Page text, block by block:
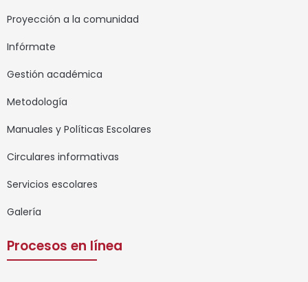
Proyección a la comunidad
Infórmate
Gestión académica
Metodología
Manuales y Políticas Escolares
Circulares informativas
Servicios escolares
Galería
Procesos en línea